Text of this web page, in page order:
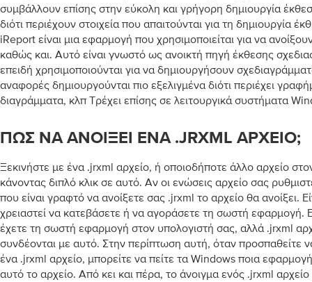
συμβάλλουν επίσης στην εύκολη και γρήγορη δημιουργία
διότι περιέχουν στοιχεία που απαιτούνται για τη δημιουργία
iReport είναι μια εφαρμογή που χρησιμοποιείται για να
καθώς και. Αυτό είναι γνωστό ως ανοικτή πηγή έκθεσης
επειδή χρησιμοποιούνται για να δημιουργήσουν
αναφορές δημιουργούνται πιο εξελιγμένα διότι περιέχει
διαγράμματα, κλπ Τρέχει επίσης σε λειτουργικά συστήματα
ΠΏΣ ΝΑ ΑΝΟΊΞΕΙ ΈΝΑ .JRXML ΑΡΧΕΊΟ;
Ξεκινήστε με ένα .jrxml αρχείο, ή οποιοδήποτε άλλο αρχείο
κάνοντας διπλό κλικ σε αυτό. Αν οι ενώσεις αρχείο σας
που είναι γραφτό να ανοίξετε σας .jrxml το αρχείο θα ανοίξει.
χρειαστεί να κατεβάσετε ή να αγοράσετε τη σωστή εφαρμογή.
έχετε τη σωστή εφαρμογή στον υπολογιστή σας, αλλά .jrxml
συνδέονται με αυτό. Στην περίπτωση αυτή, όταν προσπαθείτε
ένα .jrxml αρχείο, μπορείτε να πείτε τα Windows ποια
αυτό το αρχείο. Από κει και πέρα, το άνοιγμα ενός .jrxml